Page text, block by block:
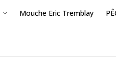
Mouche Eric Tremblay